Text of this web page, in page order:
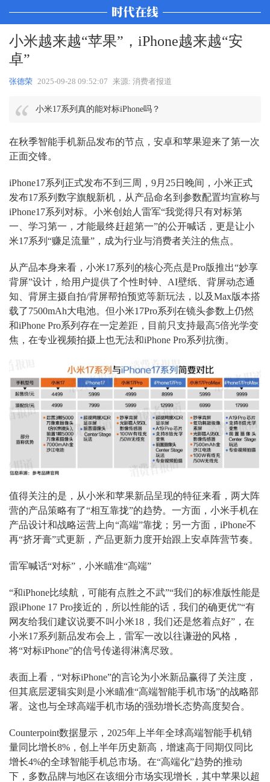
小米越来越“苹果”，iPhone越来越“安
卓”
张德荣 2025-09-28 09:52:07 来源: 消费者报道
小米17系列真的能对标iPhone吗？
在秋季智能手机新品发布的节点，安卓和苹果迎来了第一次
正面交锋。
iPhone17系列正式发布不到三周，9月25日晚间，小米正式
发布17系列数字旗舰新机，从产品命名到参数配置均宣称与
iPhone17系列对标。小米创始人雷军“我觉得只有对标第
一、学习第一，才能最终赶超第一”的公开喊话，更是让小
米17系列“赚足流量”，成为行业与消费者关注的焦点。
从产品本身来看，小米17系列的核心亮点是Pro版推出“妙享
背屏”设计，给用户提供了个性时钟、AI壁纸、背屏动态通
知、背屏主摄自拍/背屏帮拍预览等新玩法，以及Max版本搭
载了7500mAh大电池。但小米17Pro系列在镜头参数上仍然
和iPhone Pro系列存在一定差距，目前只支持最高5倍光学变
焦，在专业视频拍摄上也无法和iPhone Pro系列抗衡。
值得关注的是，从小米和苹果新品呈现的特征来看，两大阵
营的产品策略有了“相互靠拢”的趋势。一方面，小米手机在
产品设计和战略运营上向“高端”靠拢；另一方面，iPhone不
再“挤牙膏”式更新，产品更新力度开始跟上安卓阵营节奏。
雷军喊话“对标”，小米瞄准“高端”
“和iPhone比续航，可能有点胜之不武”“我们的标准版性能是
跟iPhone 17 Pro接近的，所以性能的话，我们的确更优”“有
网友给我们建议说要不叫小米18，我们还是悠着点好”，在
小米17系列新品发布会上，雷军一改以往谦逊的风格，
将“对标iPhone”的信号传递得淋漓尽致。
表面上看，“对标iPhone”的言论为小米新品赢得了关注度，
但其底层逻辑实则是小米瞄准“高端智能手机市场”的战略部
署。这也与全球高端手机市场的强劲增长态势高度契合。
Counterpoint数据显示，2025年上半年全球高端智能手机销
量同比增长8%，创上半年历史新高，增速高于同期仅同比
增长4%的全球智能手机总市场。在“高端化”趋势的推动
下，多数品牌与地区在该细分市场实现增长，其中苹果以超